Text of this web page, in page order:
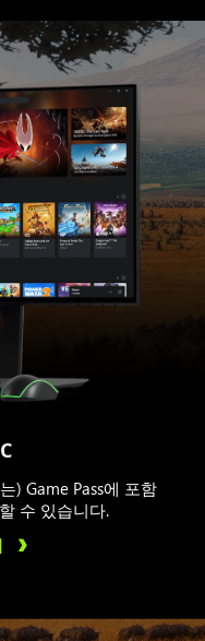
) Game Pass에 포함
수 있습니다.